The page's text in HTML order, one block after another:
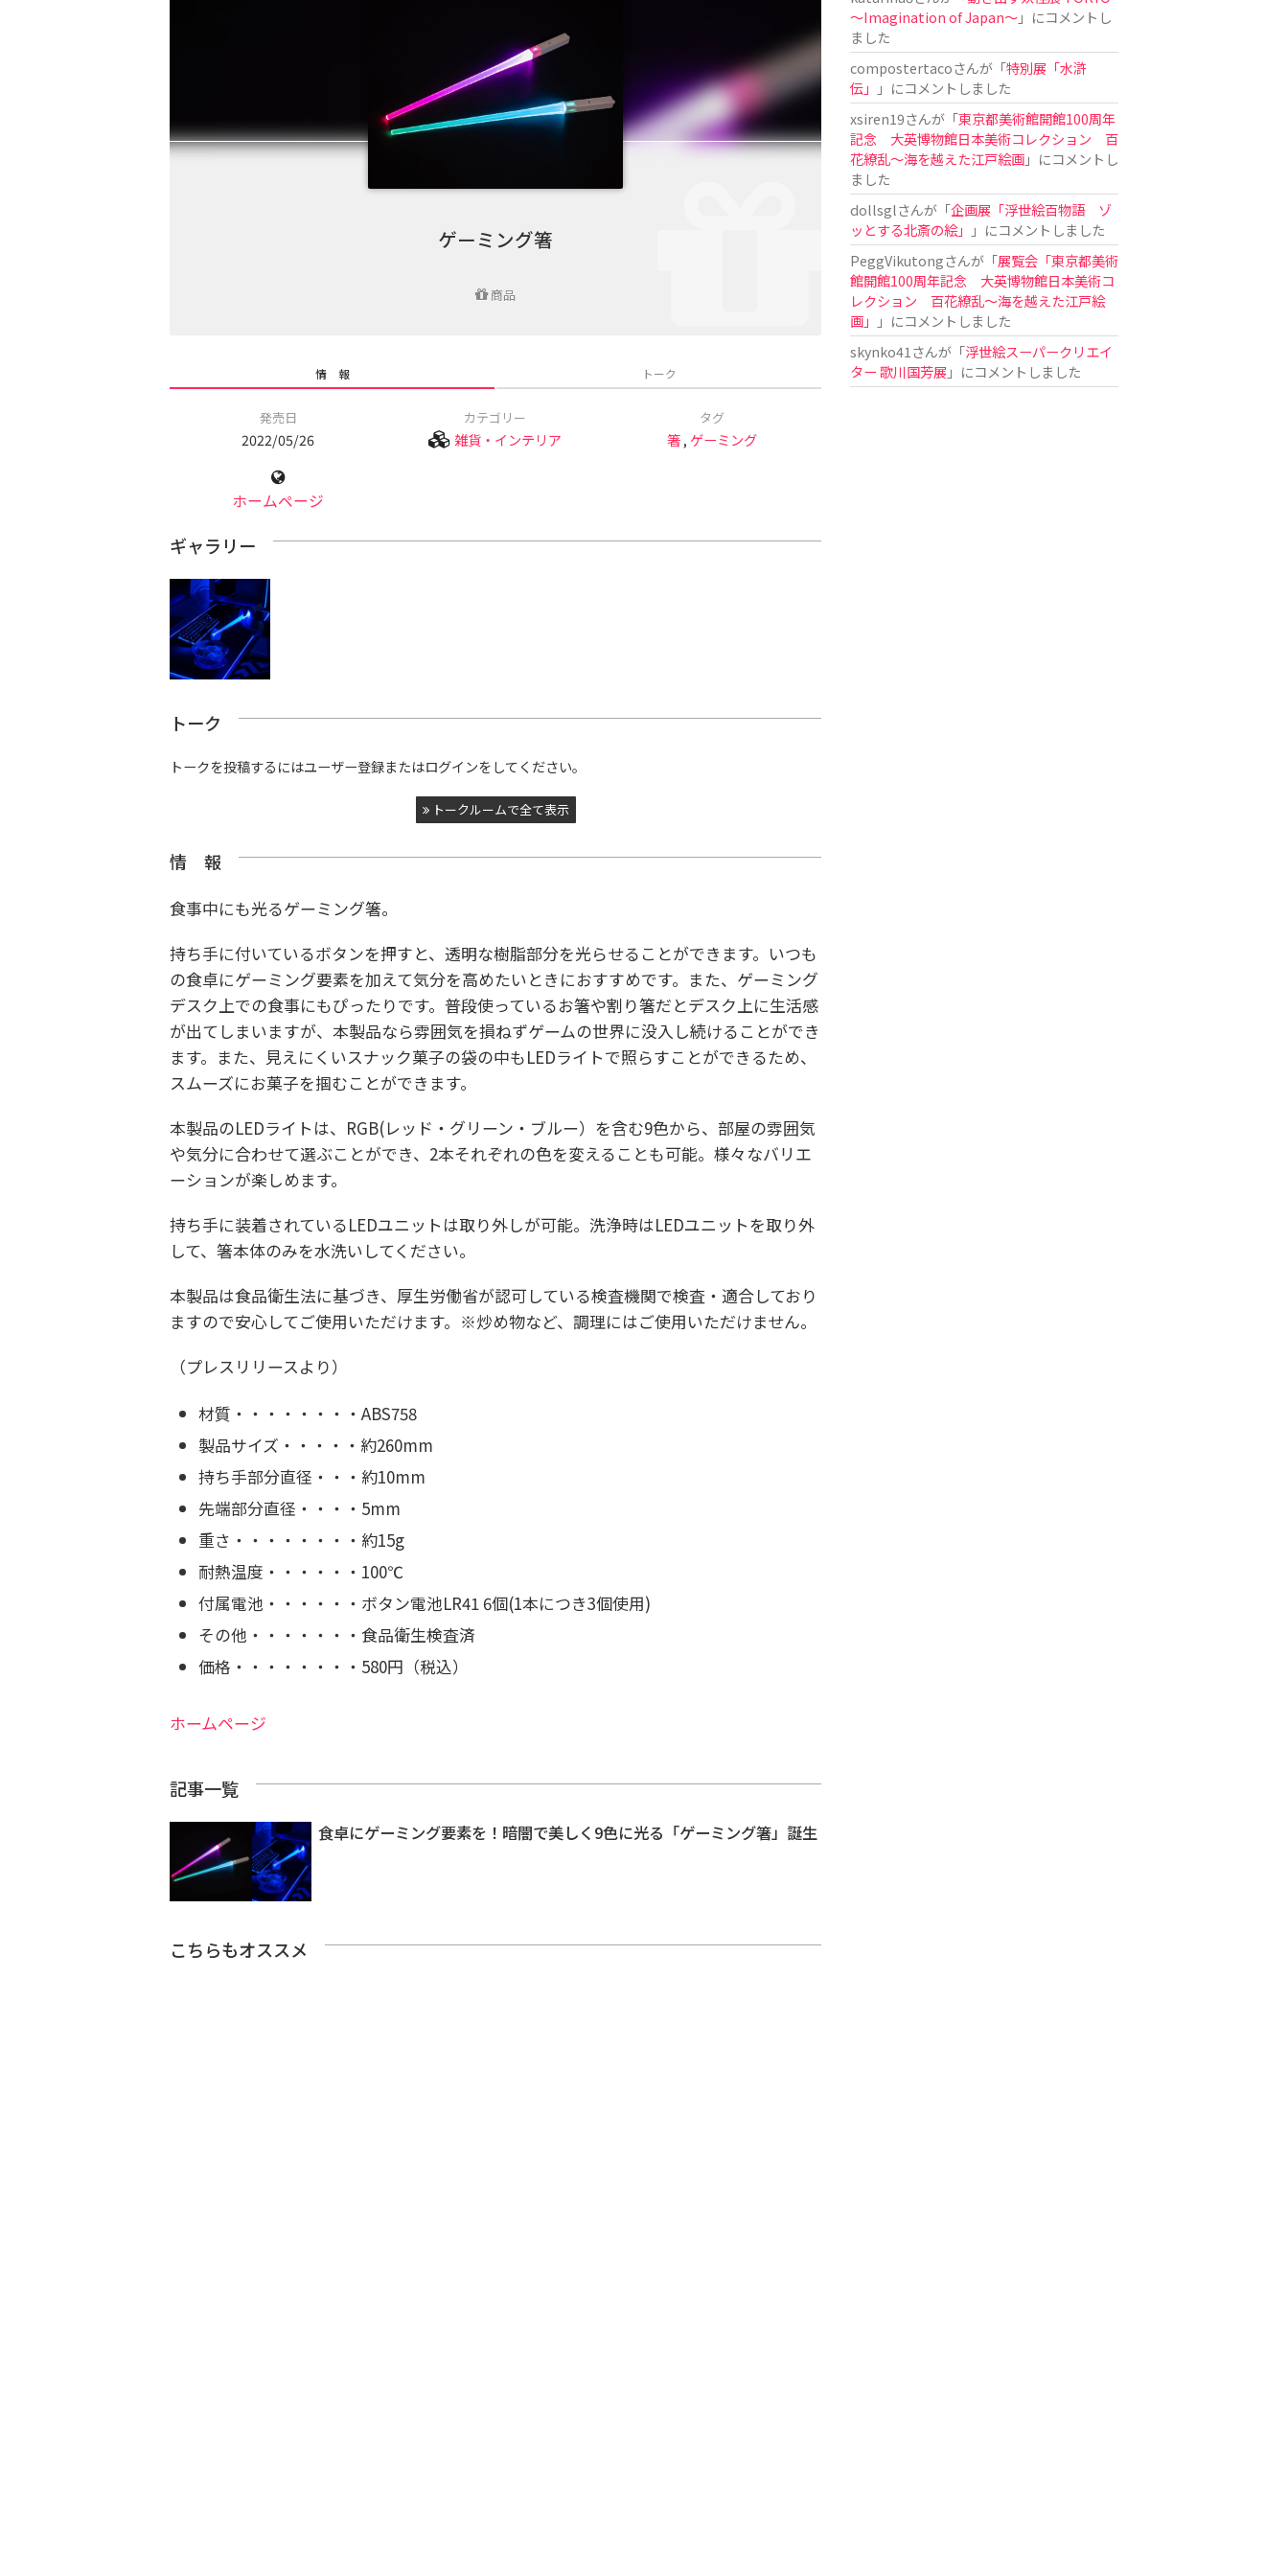
ゲーミング箸
商品
情 報 トーク
発売日
2022/05/26
カテゴリー
雑貨・インテリア
タグ
箸, ゲーミング
ホームページ
ギャラリー
トーク
トークを投稿するにはユーザー登録またはログインをしてください。
トークルームで全て表示
情 報
食事中にも光るゲーミング箸。
持ち手に付いているボタンを押すと、透明な樹脂部分を光らせることができます。いつも
の食卓にゲーミング要素を加えて気分を高めたいときにおすすめです。また、ゲーミング
デスク上での食事にもぴったりです。普段使っているお箸や割り箸だとデスク上に生活感
が出てしまいますが、本製品なら雰囲気を損ねずゲームの世界に没入し続けることができ
ます。また、見えにくいスナック菓子の袋の中もLEDライトで照らすことができるため、
スムーズにお菓子を掴むことができます。
本製品のLEDライトは、RGB(レッド・グリーン・ブルー）を含む9色から、部屋の雰囲気
や気分に合わせて選ぶことができ、2本それぞれの色を変えることも可能。様々なバリエ
ーションが楽しめます。
持ち手に装着されているLEDユニットは取り外しが可能。洗浄時はLEDユニットを取り外
して、箸本体のみを水洗いしてください。
本製品は食品衛生法に基づき、厚生労働省が認可している検査機関で検査・適合しており
ますので安心してご使用いただけます。※炒め物など、調理にはご使用いただけません。
（プレスリリースより）
材質・・・・・・・・ABS758
製品サイズ・・・・・約260mm
持ち手部分直径・・・約10mm
先端部分直径・・・・5mm
重さ・・・・・・・・約15g
耐熱温度・・・・・・100℃
付属電池・・・・・・ボタン電池LR41 6個(1本につき3個使用)
その他・・・・・・・食品衛生検査済
価格・・・・・・・・580円（税込）
ホームページ
記事一覧
食卓にゲーミング要素を！暗闇で美しく9色に光る「ゲーミング箸」誕生
こちらもオススメ
〜Imagination of Japan〜」にコメントし
ました
compostertacoさんが「特別展「水滸
伝」
」にコメントしました
xsiren19さんが「東京都美術館開館100周年
記念 大英博物館日本美術コレクション 百
花繚乱～海を越えた江戸絵画」にコメントし
ました
dollsglさんが「企画展「浮世絵百物語 ゾ
ッとする北斎の絵」
」にコメントしました
PeggVikutongさんが「展覧会「東京都美術
館開館100周年記念 大英博物館日本美術コ
レクション 百花繚乱〜海を越えた江戸絵
画」
」にコメントしました
skynko41 さんが「浮世絵スーパークリエイ
ター 歌川国芳展 」にコメントしました